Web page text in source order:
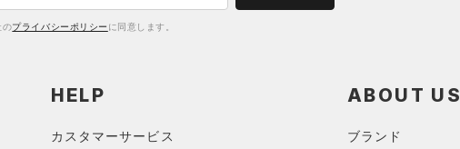
のプライバシーポリシー に同意します。
HELP
カスタマーサービス
ABOUT US
ブランド